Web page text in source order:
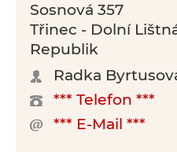
Sosnová 357
Třinec - Dolní
Republik
Radka
*** Telefon ***
*** E-Mail ***